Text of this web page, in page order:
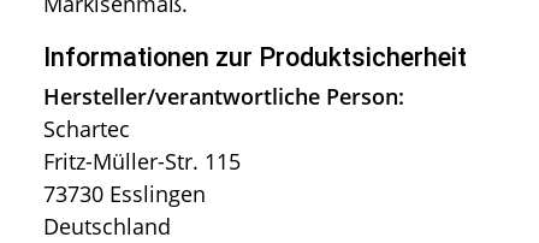
Informationen zur Produktsicherheit
Hersteller/verantwortliche Person:
Schartec
Fritz-Müller-Str. 115
73730 Esslingen
Deutschland